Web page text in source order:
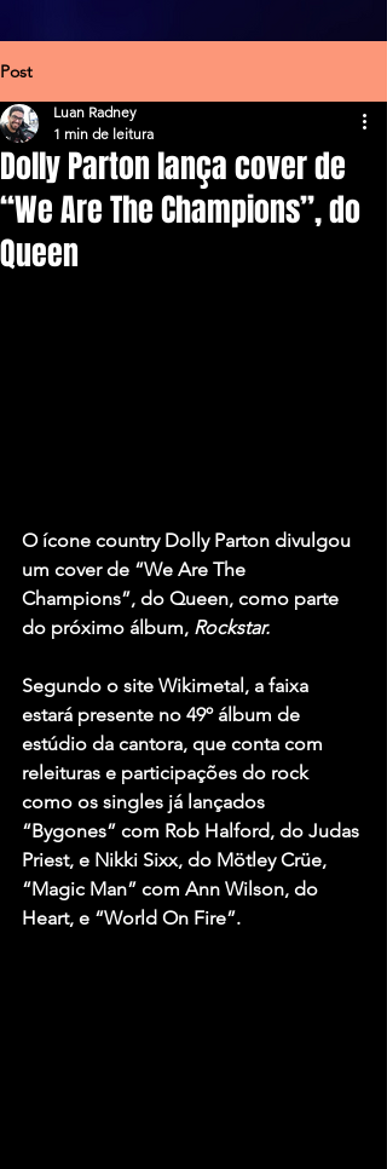
Post
Dolly Parton lança cover de
“We Are The Champions”, do
Queen
Luan Radney
1 min de leitura
O ícone country Dolly Parton divulgou
um cover de “We Are The
Champions”, do Queen, como parte
do próximo álbum, Rockstar.
Segundo o site Wikimetal, a faixa
estará presente no 49º álbum de
estúdio da cantora, que conta com
releituras e participações do rock
como os singles já lançados
“Bygones” com Rob Halford, do Judas
Priest, e Nikki Sixx, do Mötley Crüe,
“Magic Man” com Ann Wilson, do
Heart, e “World On Fire”.